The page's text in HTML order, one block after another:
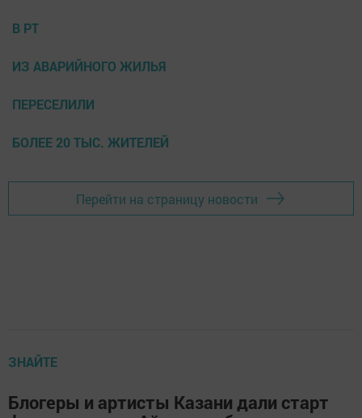
В РТ
ИЗ АВАРИЙНОГО ЖИЛЬЯ
ПЕРЕСЕЛИЛИ
БОЛЕЕ 20 ТЫС. ЖИТЕЛЕЙ
Перейти на страницу новости
ЗНАЙТЕ
Блогеры и артисты Казани дали старт